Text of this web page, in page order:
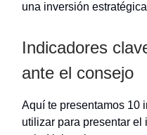
una inversión
Indicadores
ante el consejo
Aquí te presentamos 10
utilizar para presentar el